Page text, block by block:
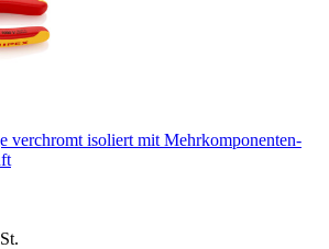
verchromt isoliert mit Mehrkomponenten-